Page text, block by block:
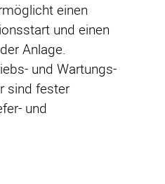
einen
und einen
Anlage.
und Wartungs-
sind fester
und